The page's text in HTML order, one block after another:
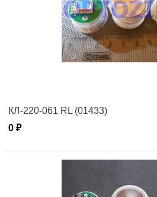
КЛ-220-061 RL (01433)
0 ₽